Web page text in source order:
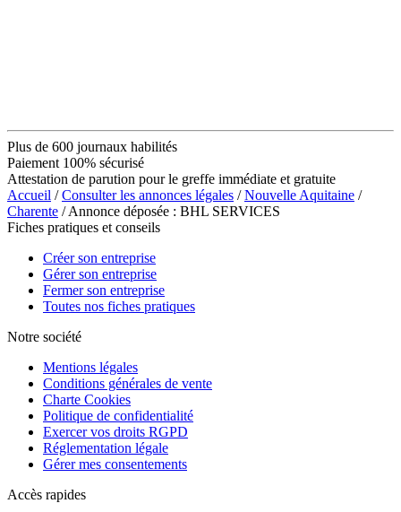
Plus de 600 journaux habilités
Paiement 100% sécurisé
Attestation de parution pour le greffe immédiate et gratuite
Accueil /Consulter les annonces légales /Nouvelle Aquitaine /
Charente / Annonce déposée : BHL SERVICES
Fiches pratiques et conseils
Créer son entreprise
Gérer son entreprise
Fermer son entreprise
Toutes nos fiches pratiques
Notre société
Mentions légales
Conditions générales de vente
Charte Cookies
Politique de confidentialité
Exercer vos droits RGPD
Réglementation légale
Gérer mes consentements
Accès rapides